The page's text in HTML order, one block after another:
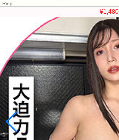
Ring
¥1,480